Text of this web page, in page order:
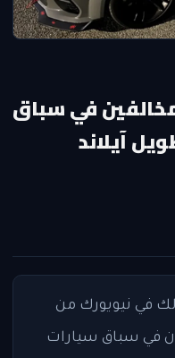
في سباق
آيلاند
في نيويورك من
في سباق سيارات